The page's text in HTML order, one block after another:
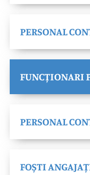
PERSONAL
FUNCȚIONARI
PERSONAL
FOȘTI